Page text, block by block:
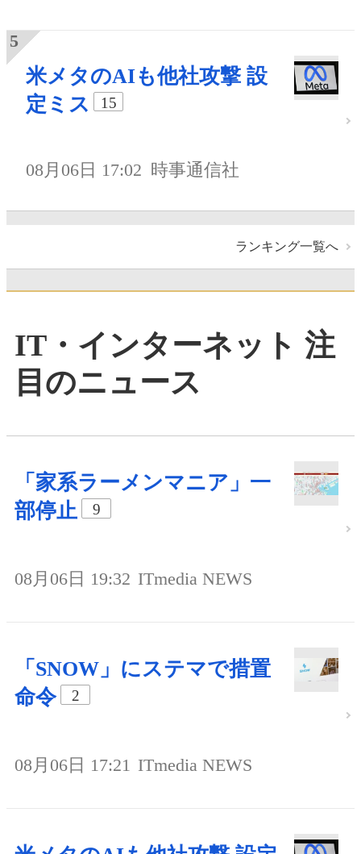
米メタのAIも他社攻撃 設
定ミス
15
08月06日 17:02 時事通信社
ランキング一覧へ
IT・インターネット 注
目のニュース
「家系ラーメンマニア」一
部停止
9
08月06日 19:32 ITmedia NEWS
「SNOW」にステマで措置
命令
2
08月06日 17:21 ITmedia NEWS